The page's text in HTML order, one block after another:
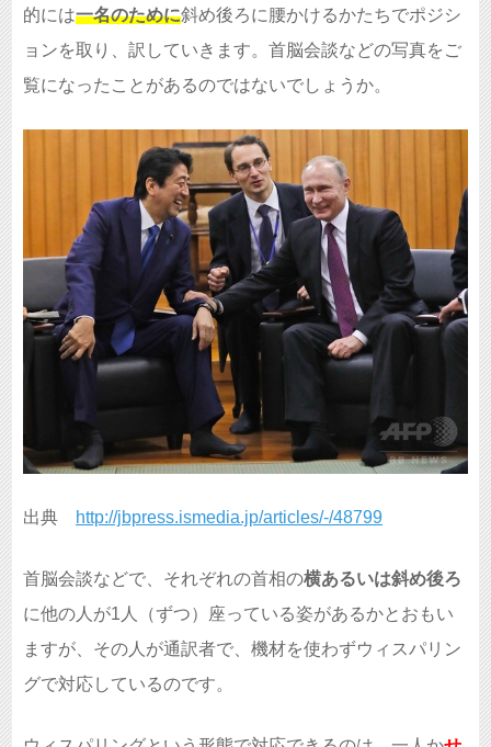
的には一名のために斜め後ろに腰かけるかたちでポジシ
ョンを取り、訳していきます。首脳会談などの写真をご
覧になったことがあるのではないでしょうか。
出典 http://jbpress.ismedia.jp/articles/-/48799
首脳会談などで、それぞれの首相の横あるいは斜め後ろ
に他の人が1人（ずつ）座っている姿があるかとおもい
ますが、その人が通訳者で、機材を使わずウィスパリン
グで対応しているのです。